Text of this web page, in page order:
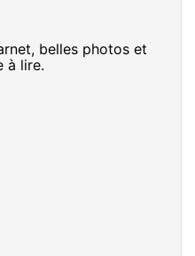
belles photos et
à lire.